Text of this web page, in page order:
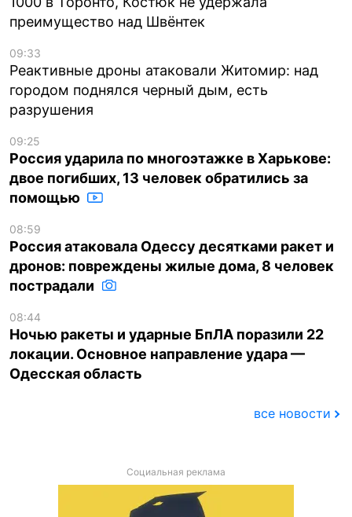
преимущество над Швёнтек
09:33
Реактивные дроны атаковали Житомир: над
городом поднялся черный дым, есть
разрушения
09:25
Россия ударила по многоэтажке в Харькове:
двое погибших, 13 человек обратились за
помощью
08:59
Россия атаковала Одессу десятками ракет и
дронов: повреждены жилые дома, 8 человек
пострадали
08:44
Ночью ракеты и ударные БпЛА поразили 22
локации. Основное направление удара —
Одесская область
все новости
Социальная реклама